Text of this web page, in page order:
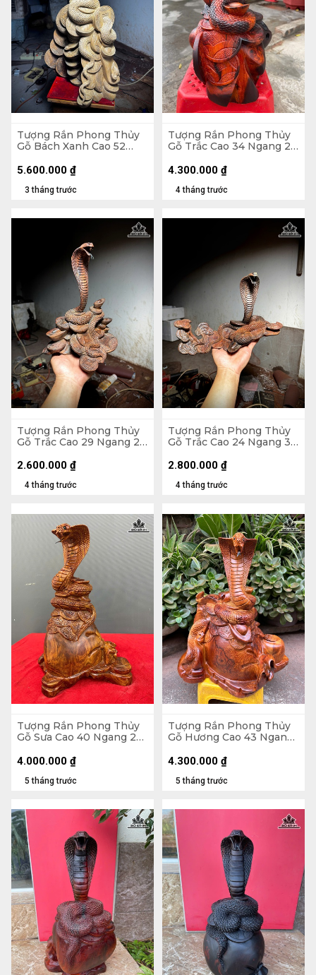
Tượng Rắn Phong Thủy
Gỗ Bách Xanh Cao 52
3 tháng trước
5.600.000 ₫
Tượng Rắn Phong Thủy
Gỗ Trắc Cao 34 Ngang 28
4 tháng trước
4.300.000 ₫
Tượng Rắn Phong Thủy
Gỗ Trắc Cao 29 Ngang 24
4 tháng trước
2.600.000 ₫
Tượng Rắn Phong Thủy
Gỗ Trắc Cao 24 Ngang 34
4 tháng trước
2.800.000 ₫
Tượng Rắn Phong Thủy
Gỗ Sưa Cao 40 Ngang 26
5 tháng trước
4.000.000 ₫
Tượng Rắn Phong Thủy
Gỗ Hương Cao 43 Ngang
5 tháng trước
4.300.000 ₫